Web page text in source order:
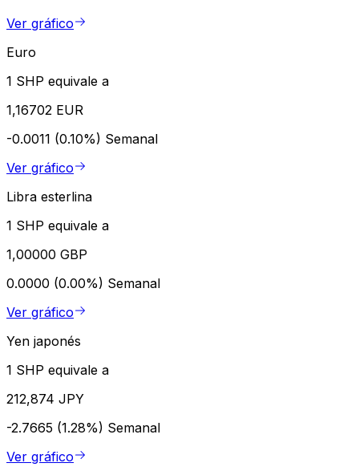
Ver gráfico
Euro
1 SHP equivale a
1,16702 EUR
-0.0011 (0.10%) Semanal
Ver gráfico
Libra esterlina
1 SHP equivale a
1,00000 GBP
0.0000 (0.00%) Semanal
Ver gráfico
Yen japonés
1 SHP equivale a
212,874 JPY
-2.7665 (1.28%) Semanal
Ver gráfico